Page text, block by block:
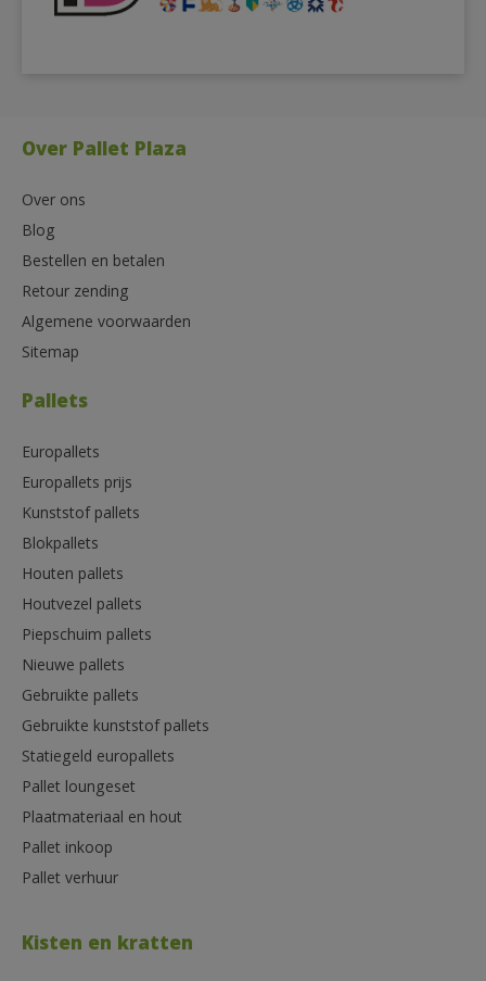
Over Pallet Plaza
Over ons
Blog
Bestellen en betalen
Retour zending
Algemene voorwaarden
Sitemap
Pallets
Europallets
Europallets prijs
Kunststof pallets
Blokpallets
Houten pallets
Houtvezel pallets
Piepschuim pallets
Nieuwe pallets
Gebruikte pallets
Gebruikte kunststof pallets
Statiegeld europallets
Pallet loungeset
Plaatmateriaal en hout
Pallet inkoop
Pallet verhuur
Kisten en kratten